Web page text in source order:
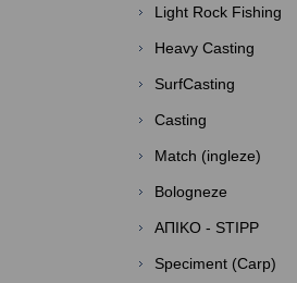
Light Rock Fishing
Heavy Casting
SurfCasting
Casting
Match (ingleze)
Bologneze
ΑΠΙΚΟ - STIPP
Speciment (Carp)